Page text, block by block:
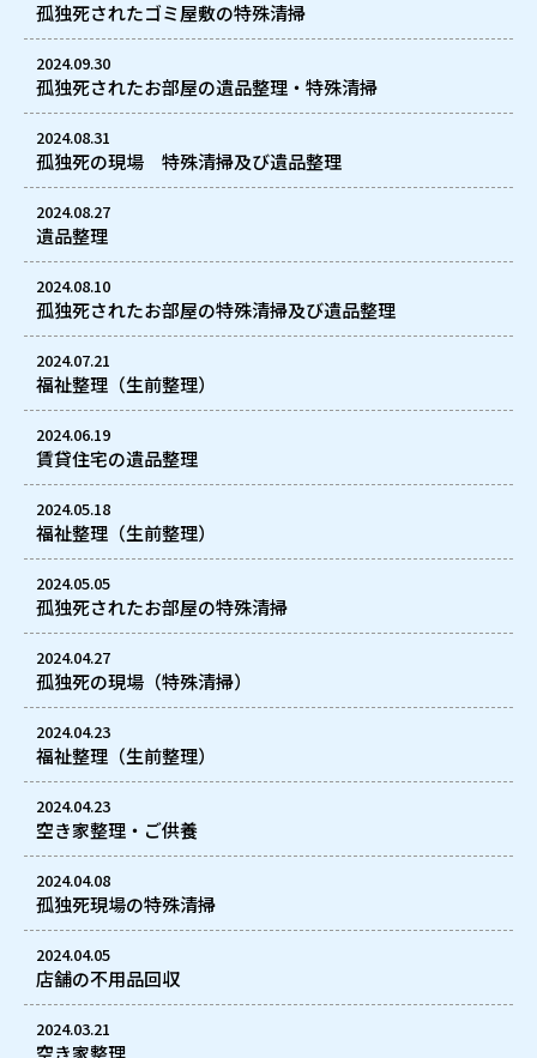
孤独死されたゴミ屋敷の特殊清掃
2024.09.30
孤独死されたお部屋の遺品整理・特殊清掃
2024.08.31
孤独死の現場 特殊清掃及び遺品整理
2024.08.27
遺品整理
2024.08.10
孤独死されたお部屋の特殊清掃及び遺品整理
2024.07.21
福祉整理（生前整理）
2024.06.19
賃貸住宅の遺品整理
2024.05.18
福祉整理（生前整理）
2024.05.05
孤独死されたお部屋の特殊清掃
2024.04.27
孤独死の現場（特殊清掃）
2024.04.23
福祉整理（生前整理）
2024.04.23
空き家整理・ご供養
2024.04.08
孤独死現場の特殊清掃
2024.04.05
店舗の不用品回収
2024.03.21
空き家整理